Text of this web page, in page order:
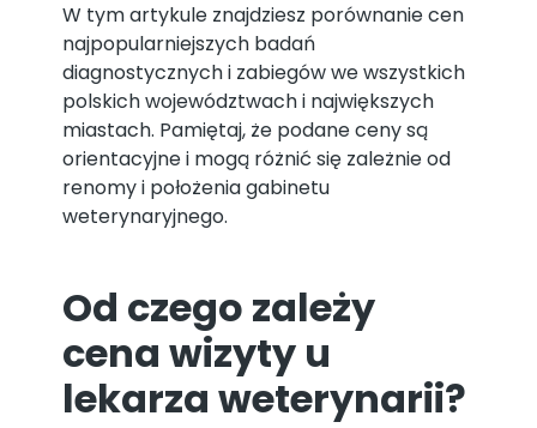
W tym artykule znajdziesz porównanie cen
najpopularniejszych badań
diagnostycznych i zabiegów we wszystkich
polskich województwach i największych
miastach. Pamiętaj, że podane ceny są
orientacyjne i mogą różnić się zależnie od
renomy i położenia gabinetu
weterynaryjnego.
Od czego zależy
cena wizyty u
lekarza weterynarii?